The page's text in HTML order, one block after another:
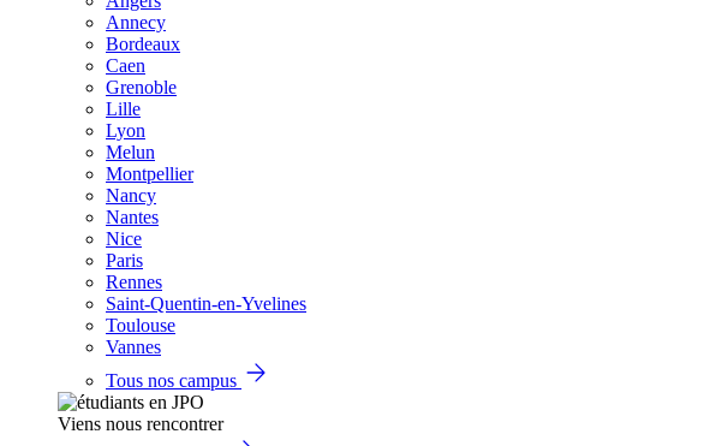
Annecy
Bordeaux
Caen
Grenoble
Lille
Lyon
Melun
Montpellier
Nancy
Nantes
Nice
Paris
Rennes
Saint-Quentin-en-Yvelines
Toulouse
Vannes
Tous nos campus
Viens nous rencontrer